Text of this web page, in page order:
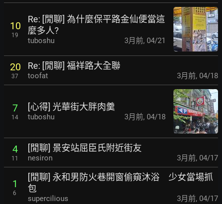
10
19
Re: [閒聊] 為什麼保平路金仙便當這
麼多人?
tuboshu 3月前, 04/21
20
37
Re: [閒聊] 福祥路大全聯
toofat 3月前, 04/18
7
14
[心得] 光華街大胖肉羹
tuboshu 3月前, 04/18
4
11
[閒聊] 景安站屈臣氏附近街友
nesiron 3月前, 04/17
1
6
[閒聊] 永和男防火巷開窗偷窺沐浴 少女當場抓
包
supercilious 3月前, 04/17